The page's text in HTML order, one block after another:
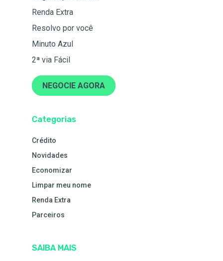
Renda Extra
Resolvo por você
Minuto Azul
2ª via Fácil
NEGOCIE AGORA
Categorias
Crédito
Novidades
Economizar
Limpar meu nome
Renda Extra
Parceiros
SAIBA MAIS